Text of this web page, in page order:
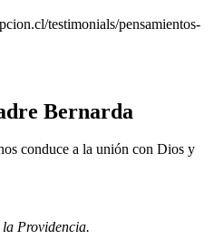
testimonials/pensamientos-
Bernarda
conduce a la unión con Dios y
Providencia.